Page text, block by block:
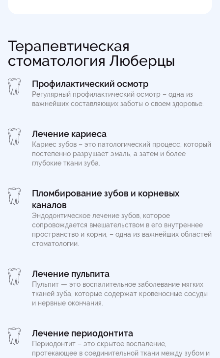
Терапевтическая
стоматология Люберцы
Профилактический осмотр
Регулярный профилактический осмотр – одна из
важнейших составляющих заботы о своем здоровье.
Лечение кариеса
Кариес зубов – это патологический процесс, который
постепенно разрушает эмаль, а затем и более
глубокие ткани зуба.
Пломбирование зубов и корневых
каналов
Эндодонтическое лечение зубов, которое
сопровождается вмешательством в его внутреннее
пространство и корни, – одна из важнейших областей
стоматологии.
Лечение пульпита
Пульпит — это воспалительное заболевание мягких
тканей зуба, которые содержат кровеносные сосуды
и нервные окончания.
Лечение периодонтита
Периодонтит – это скрытое воспаление,
протекающее в соединительной ткани между зубом и